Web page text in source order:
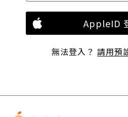
AppleID
無法登入？請用預